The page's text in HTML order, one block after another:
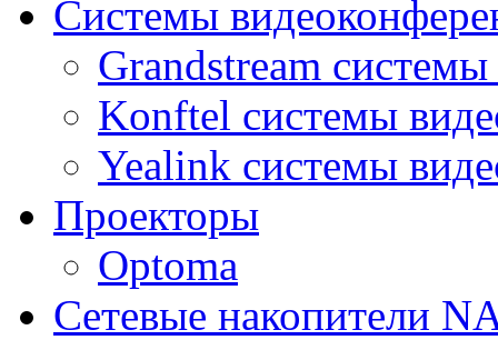
Системы
Grandstream
Konftel системы
Yealink системы
Проекторы
Optoma
Сетевые накопители